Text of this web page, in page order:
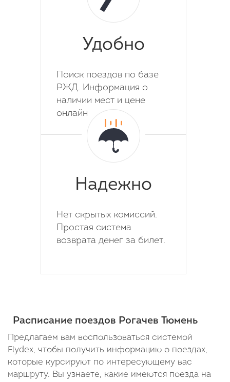
Удобно
Поиск поездов по базе
РЖД. Информация о
наличии мест и цене
онлайн
Надежно
Нет скрытых комиссий.
Простая система
возврата денег за билет.
Расписание поездов Рогачев Тюмень
Предлагаем вам воспользоваться системой
Flydex, чтобы получить информацию о поездах,
которые курсируют по интересующему вас
маршруту. Вы узнаете, какие имеются поезда на